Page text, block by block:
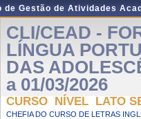
de Gestão de Atividades
CLI/CEAD -
LÍNGUA
DAS
a 01/03/2026
CURSO NÍVEL LATO
CHEFIA DO CURSO DE LETRAS